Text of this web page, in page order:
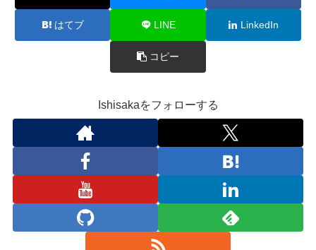
はてブ LINE LinkedIn
コピー
Ishisakaをフォローする